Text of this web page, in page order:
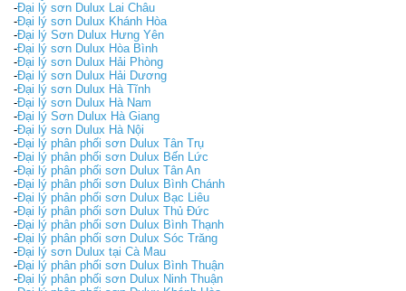
-Đại lý sơn Dulux Lai Châu
-Đại lý sơn Dulux Khánh Hòa
-Đại lý Sơn Dulux Hưng Yên
-Đại lý sơn Dulux Hòa Bình
-Đại lý sơn Dulux Hải Phòng
-Đại lý sơn Dulux Hải Dương
-Đại lý sơn Dulux Hà Tĩnh
-Đại lý sơn Dulux Hà Nam
-Đại lý Sơn Dulux Hà Giang
-Đại lý sơn Dulux Hà Nội
-Đại lý phân phối sơn Dulux Tân Trụ
-Đại lý phân phối sơn Dulux Bến Lức
-Đại lý phân phối sơn Dulux Tân An
-Đại lý phân phối sơn Dulux Bình Chánh
-Đại lý phân phối sơn Dulux Bạc Liêu
-Đại lý phân phối sơn Dulux Thủ Đức
-Đại lý phân phối sơn Dulux Bình Thạnh
-Đại lý phân phối sơn Dulux Sóc Trăng
-Đại lý sơn Dulux tại Cà Mau
-Đại lý phân phối sơn Dulux Bình Thuận
-Đại lý phân phối sơn Dulux Ninh Thuận